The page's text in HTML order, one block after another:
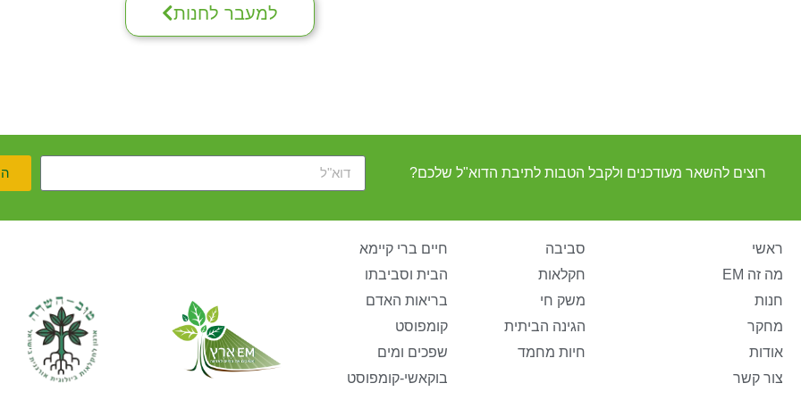
למעבר לחנות
רוצים להשאר מעודכנים ולקבל הטבות לתיבת הדוא"ל שלכם?
ראשי
מה זה EM
חנות
מחקר
אודות
צור קשר
סביבה
חקלאות
משק חי
הגינה הביתית
חיות מחמד
חיים ברי קיימא
הבית וסביבתו
בריאות האדם
קומפוסט
שפכים ומים
בוקאשי-קומפוסט